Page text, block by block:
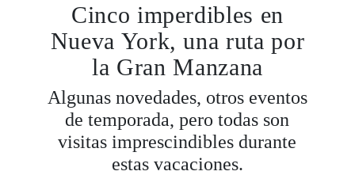
Cinco imperdibles en
Nueva York, una ruta por
la Gran Manzana
Algunas novedades, otros eventos
de temporada, pero todas son
visitas imprescindibles durante
estas vacaciones.